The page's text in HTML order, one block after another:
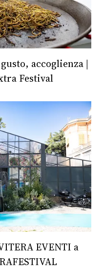
accoglienza |
Festival
EVENTI a